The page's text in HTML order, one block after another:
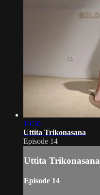
10:50
Uttita Trikonasana
Episode 14
Uttita Trikonasana
Episode 14